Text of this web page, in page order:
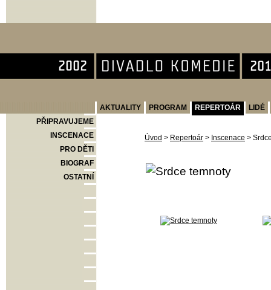
AKTUALITY PROGRAM REPERTOÁR
LIDÉ
PŘIPRAVUJEME
INSCENACE
PRO DĚTI
BIOGRAF
OSTATNÍ
Úvod > Repertoár > Inscenace >